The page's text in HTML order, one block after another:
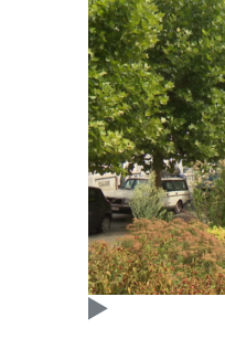
05 août 2026Consulter
Partager l'article
Facebook
TwitterWhatsApp
Share
15 décembre 2017- 12h02
Ligue Alzheimer
Police
Prévention
Région de Bruxelles-
Sécurité